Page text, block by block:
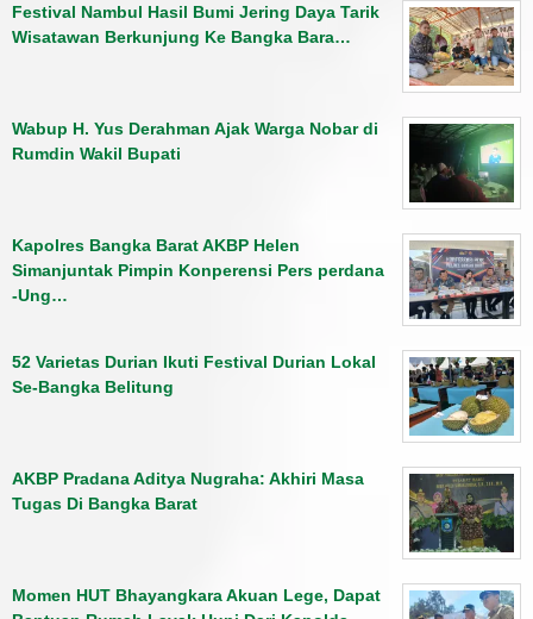
Festival Nambul Hasil Bumi Jering Daya Tarik
Wisatawan Berkunjung Ke Bangka Bara…
Wabup H. Yus Derahman Ajak Warga Nobar di
Rumdin Wakil Bupati
Kapolres Bangka Barat AKBP Helen
Simanjuntak Pimpin Konperensi Pers perdana
-Ung…
52 Varietas Durian Ikuti Festival Durian Lokal
Se-Bangka Belitung
AKBP Pradana Aditya Nugraha: Akhiri Masa
Tugas Di Bangka Barat
Momen HUT Bhayangkara Akuan Lege, Dapat